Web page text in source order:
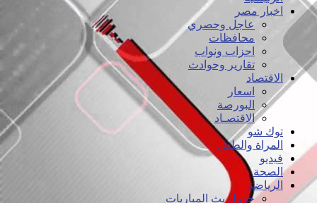
اخبار مصر
عاجل وحصري
محافظات
احزاب ونواب
تقارير وحوادث
الاقتصاد
اسعار
البورصة
الاقتصـاد
توك شو
المراة والطفل
فيديو
الصحة
الرياضة
جدول بث المباريات